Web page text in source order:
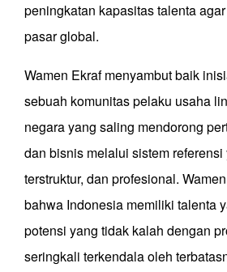
peningkatan kapasitas talenta
pasar global.
Wamen Ekraf menyambut baik
sebuah komunitas pelaku usaha
negara yang saling mendorong
dan bisnis melalui sistem referensi
terstruktur, dan profesional.
bahwa Indonesia memiliki talenta
potensi yang tidak kalah dengan
seringkali terkendala oleh